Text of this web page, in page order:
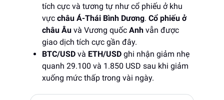
tích cực và tương tự như cổ phiếu ở khu
vực châu Á-Thái Bình Dương. Cổ phiếu ở
châu Âu và Vương quốc Anh vẫn được
giao dịch tích cực gần đây.
BTC/USD và ETH/USD ghi nhận giảm nhẹ
quanh 29.100 và 1.850 USD sau khi giảm
xuống mức thấp trong vài ngày.